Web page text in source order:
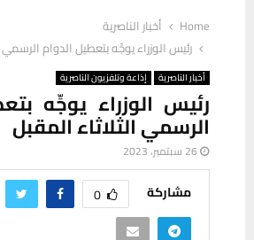
Home
أخبار الناصرية
‏رئيس الوزراء يوجِّه بتعطيل الدوام الرسمي
أخبار الناصرية إذاعة وتلفزيون الناصرية
‏رئيس الوزراء يوجِّه
الرسمي الثلاثاء المقبل‏
26 سبتمبر، 2023
مشاركة 0